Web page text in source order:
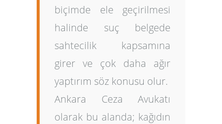
biçimde ele geçirilmesi
halinde suç belgede
sahtecilik kapsamına
girer ve çok daha ağır
yaptırım söz konusu olur.
Ankara Ceza Avukatı
olarak bu alanda; kağıdın